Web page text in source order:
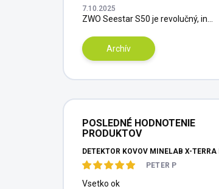
7.10.2025
ZWO Seestar S50 je revolučný, in...
Archív
POSLEDNÉ HODNOTENIE
PRODUKTOV
PETER P
Vsetko ok